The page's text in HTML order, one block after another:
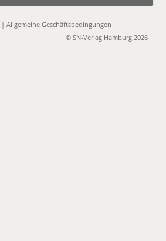
|Allgemeine Geschäftsbedingungen
© SN-Verlag Hamburg 2026